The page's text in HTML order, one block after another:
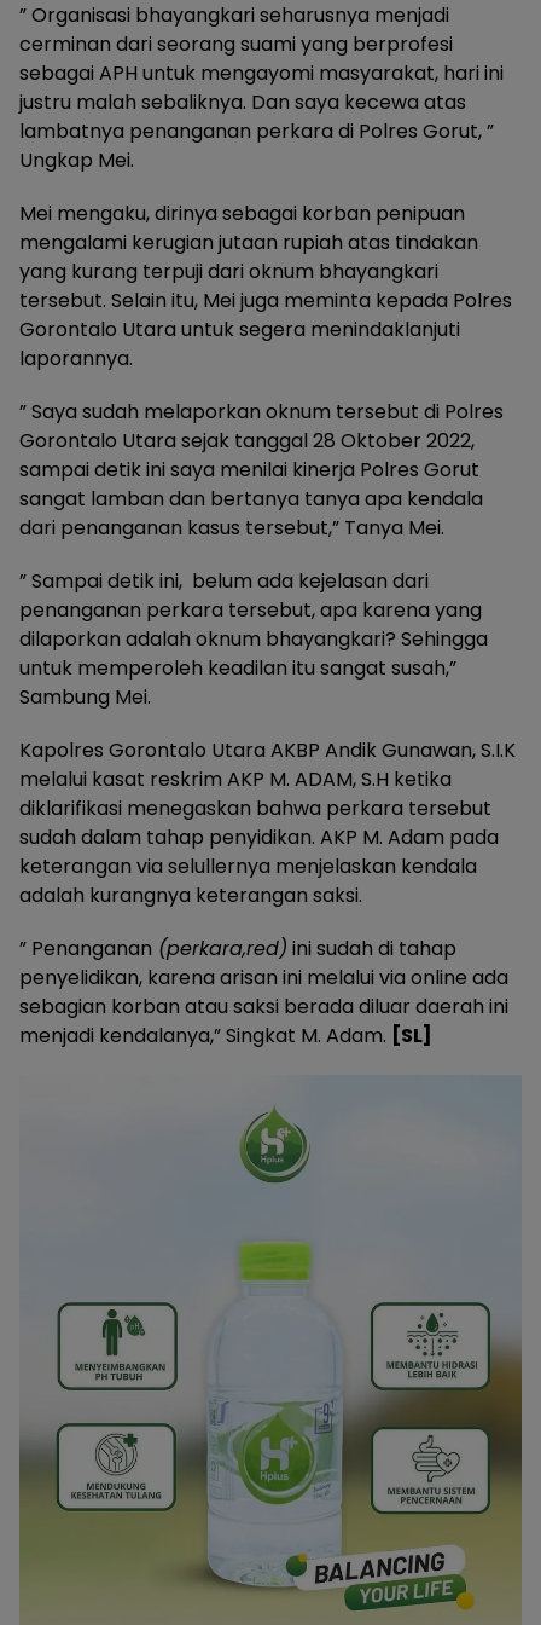
” Organisasi bhayangkari seharusnya menjadi
cerminan dari seorang suami yang berprofesi
sebagai APH untuk mengayomi masyarakat, hari ini
justru malah sebaliknya. Dan saya kecewa atas
lambatnya penanganan perkara di Polres Gorut, ”
Ungkap Mei.
Mei mengaku, dirinya sebagai korban penipuan
mengalami kerugian jutaan rupiah atas tindakan
yang kurang terpuji dari oknum bhayangkari
tersebut. Selain itu, Mei juga meminta kepada Polres
Gorontalo Utara untuk segera menindaklanjuti
laporannya.
” Saya sudah melaporkan oknum tersebut di Polres
Gorontalo Utara sejak tanggal 28 Oktober 2022,
sampai detik ini saya menilai kinerja Polres Gorut
sangat lamban dan bertanya tanya apa kendala
dari penanganan kasus tersebut,” Tanya Mei.
” Sampai detik ini, belum ada kejelasan dari
penanganan perkara tersebut, apa karena yang
dilaporkan adalah oknum bhayangkari? Sehingga
untuk memperoleh keadilan itu sangat susah,”
Sambung Mei.
Kapolres Gorontalo Utara AKBP Andik Gunawan, S.I.K
melalui kasat reskrim AKP M. ADAM, S.H ketika
diklarifikasi menegaskan bahwa perkara tersebut
sudah dalam tahap penyidikan. AKP M. Adam pada
keterangan via selullernya menjelaskan kendala
adalah kurangnya keterangan saksi.
” Penanganan (perkara,red) ini sudah di tahap
penyelidikan, karena arisan ini melalui via online ada
sebagian korban atau saksi berada diluar daerah ini
menjadi kendalanya,” Singkat M. Adam. [SL]